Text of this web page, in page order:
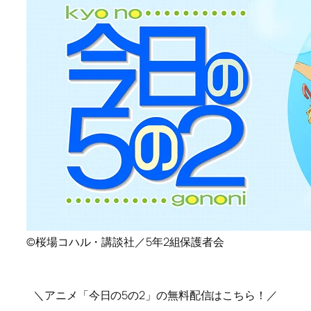
©桜場コハル・講談社／5年2組保護者会
＼アニメ「今日の5の2」の無料配信はこちら！／